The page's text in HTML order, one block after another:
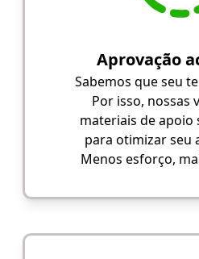
Aprovação
Sabemos que seu
Por isso, nossas
materiais de apoio
para otimizar seu
Menos esforço,